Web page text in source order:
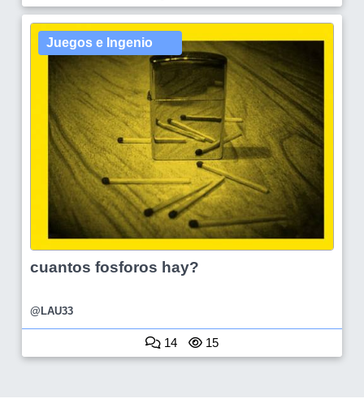
Juegos e Ingenio
cuantos fosforos hay?
@LAU33
14 15